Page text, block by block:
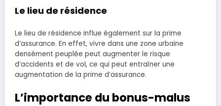
Le lieu de résidence
Le lieu de résidence influe également sur la prime
d’assurance. En effet, vivre dans une zone urbaine
densément peuplée peut augmenter le risque
d’accidents et de vol, ce qui peut entraîner une
augmentation de la prime d’assurance.
L’importance du bonus-malus